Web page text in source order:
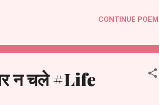
CONTINUE POEM
न चले #Life